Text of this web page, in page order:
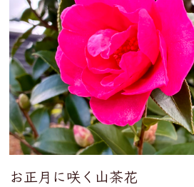
お正月に咲く山茶花